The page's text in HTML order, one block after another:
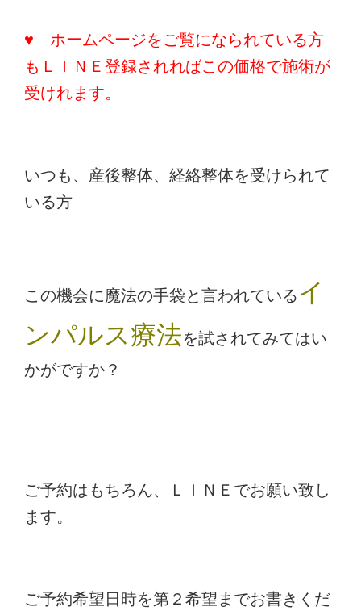
♥ ホームページをご覧になられている方
もＬＩＮＥ登録されればこの価格で施術が
受けれます。
いつも、産後整体、経絡整体を受けられて
いる方
この機会に魔法の手袋と言われている イ
ンパルス療法を試されてみてはい
かがですか？
ご予約はもちろん、ＬＩＮＥでお願い致し
ます。
ご予約希望日時を第２希望までお書きくだ